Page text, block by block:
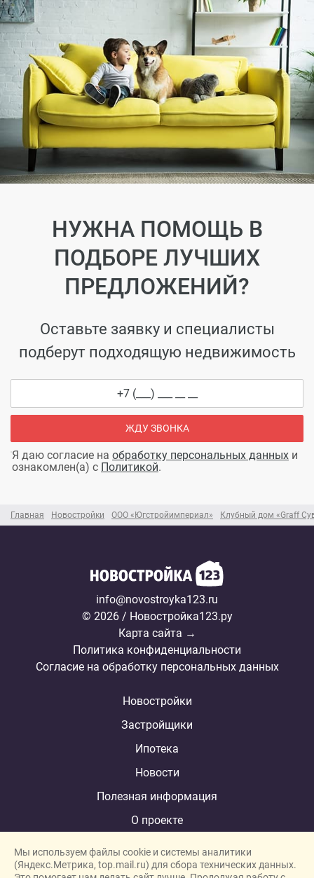
Главная Новостройки ООО «Югстройимпериал» Клубный дом «Graff
НУЖНА ПОМОЩЬ В
ПОДБОРЕ ЛУЧШИХ
ПРЕДЛОЖЕНИЙ?
Оставьте заявку и специалисты
подберут подходящую недвижимость
ЖДУ ЗВОНКА
Я даю согласие на обработку персональных данных и
ознакомлен(а) с Политикой.
info@novostroyka123.ru
© 2026 / Новостройка123.ру
Карта сайта →
Политика конфиденциальности
Согласие на обработку персональных данных
Новостройки
Застройщики
Ипотека
Новости
Полезная информация
О проекте
Мы используем файлы cookie и системы аналитики
(Яндекс.Метрика, top.mail.ru) для сбора технических данных.